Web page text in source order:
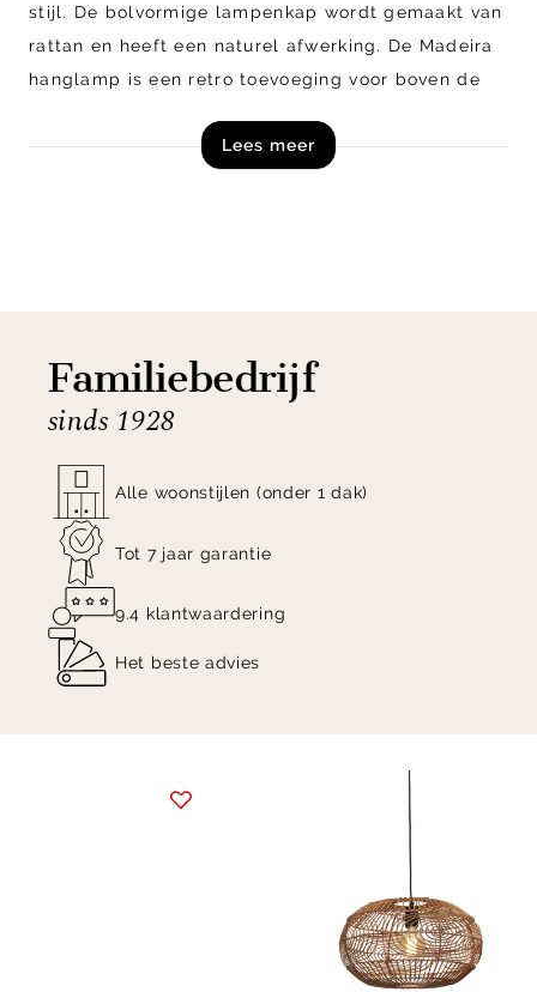
stijl. De bolvormige lampenkap wordt gemaakt van
rattan en heeft een naturel afwerking. De Madeira
hanglamp is een retro toevoeging voor boven de
verstelbare hoogte kun je de verlichting aanpassen
Lees meer
Familiebedrijf
sinds 1928
Alle woonstijlen (onder 1 dak)
Tot 7 jaar garantie
9.4 klantwaardering
Het beste advies